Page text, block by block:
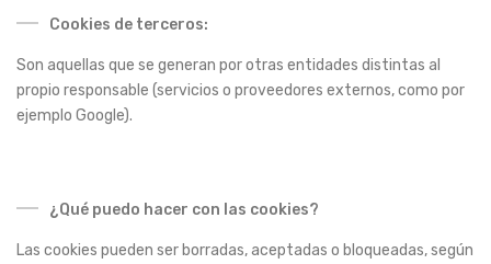
Cookies de terceros:
Son aquellas que se generan por otras entidades distintas al
propio responsable (servicios o proveedores externos, como por
ejemplo Google).
¿Qué puedo hacer con las cookies?
Las cookies pueden ser borradas, aceptadas o bloqueadas, según